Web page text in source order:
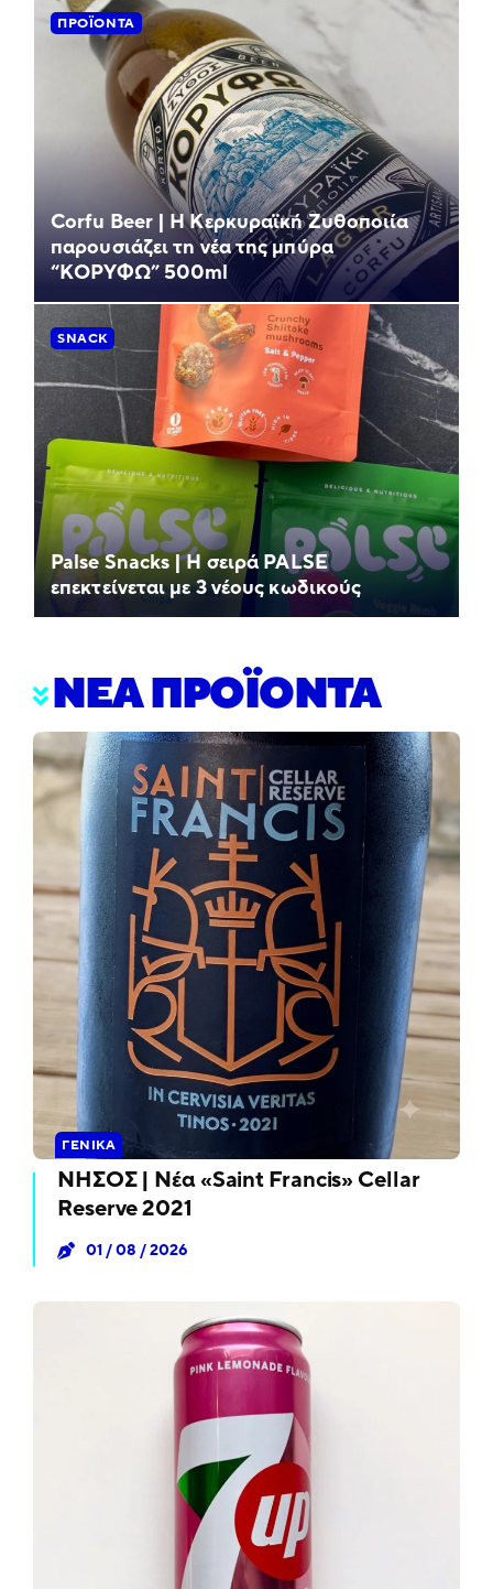
ΠΡΟΪΌΝΤΑ
Corfu Beer | Η Κερκυραϊκή Ζυθοποιία
παρουσιάζει τη νέα της μπύρα
“ΚΟΡΥΦΩ” 500ml
SNACK
Palse Snacks | Η σειρά PALSE
επεκτείνεται με 3 νέους κωδικούς
ΝΕΑ ΠΡΟΪΟΝΤΑ
ΓΕΝΙΚΆ
ΝΗΣΟΣ | Νέα «Saint Francis» Cellar
Reserve 2021
01 / 08 / 2026